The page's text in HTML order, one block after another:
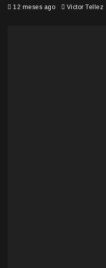
12 meses ago Victor Tellez